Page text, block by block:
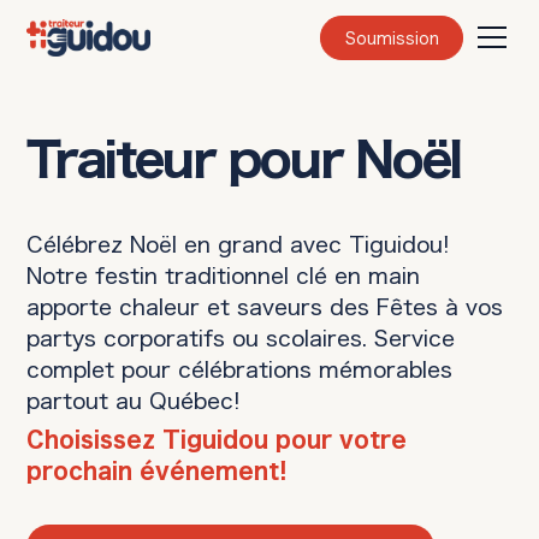
Soumission
Traiteur pour Noël
Célébrez Noël en grand avec Tiguidou!
Notre festin traditionnel clé en main
apporte chaleur et saveurs des Fêtes à vos
partys corporatifs ou scolaires. Service
complet pour célébrations mémorables
partout au Québec!
Choisissez Tiguidou pour votre
prochain événement!